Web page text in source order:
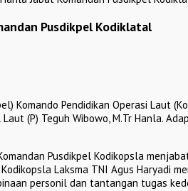
Pusdikpel Kodiklatal
Komando Pendidikan Operasi
(P) Teguh Wibowo, M.Tr Hanla.
Pusdikpel Kodikopsla
Laksma TNI Agus
personil dan tantangan tugas